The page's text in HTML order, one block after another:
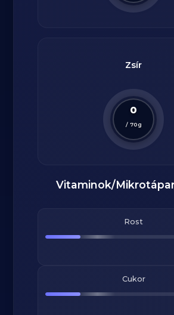
Zsír
0
/ 70g
Vitaminok/
Rost
Cukor